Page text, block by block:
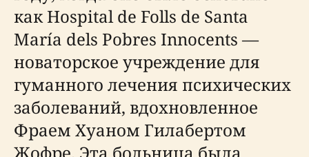
как Hospital de Folls de Santa
María dels Pobres Innocents —
новаторское учреждение для
гуманного лечения психических
заболеваний, вдохновленное
Фраем Хуаном Гилабертом